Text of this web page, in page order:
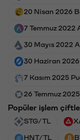
20 Nisan 2026
7 Temmuz 2022
30 Mayıs 2022
30 Haziran
7 Kasım 2025
26 Temmuz
Popüler işlem
STG/TL
HNT/TL